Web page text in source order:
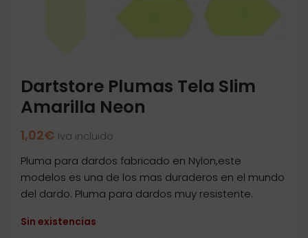
Dartstore Plumas Tela Slim
Amarilla Neon
1,02€ Iva incluido
Pluma para dardos fabricado en Nylon,este
modelos es una de los mas duraderos en el mundo
del dardo. Pluma para dardos muy resistente.
Sin existencias